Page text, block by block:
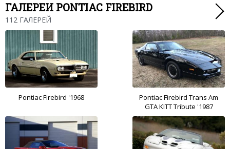
ГАЛЕРЕИ PONTIAC FIREBIRD
112 ГАЛЕРЕЙ
Pontiac Firebird '1968
Pontiac Firebird Trans Am
GTA KITT Tribute '1987